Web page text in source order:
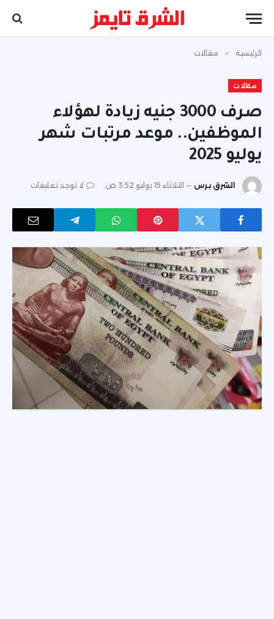
الرئيسية » مقالات
مقالات
صرف 3000 جنيه زيادة لهؤلاء
الموظفين.. موعد مرتبات شهر
يوليو 2025
الشرق برس الثلاثاء 15 يوليو 3:52 ص لا توجد تعليقات